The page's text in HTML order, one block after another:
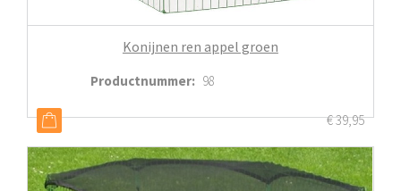
Konijnen ren appel groen
Productnummer: 98
€39,95